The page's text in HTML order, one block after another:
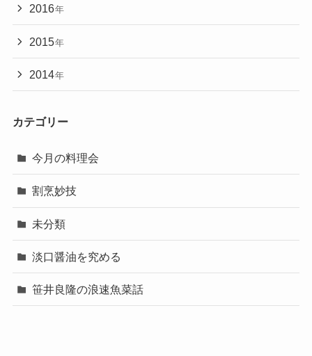
2016年
2015年
2014年
カテゴリー
今月の料理会
割烹妙技
未分類
淡口醤油を究める
笹井良隆の浪速魚菜話